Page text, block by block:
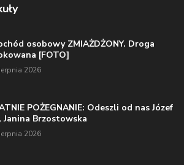
osobowy ZMIAŻDŻONY. Droga
[FOTO]
2026
POŻEGNANIE: Odeszli od nas Józef
Janina Brzostowska
2026